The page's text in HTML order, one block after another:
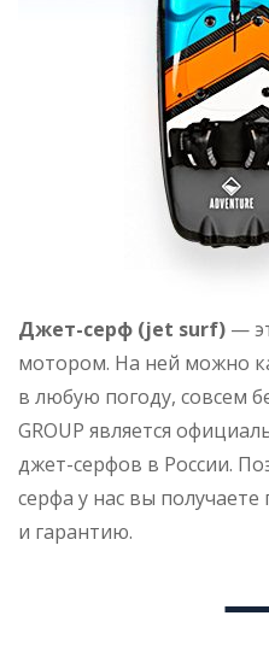
Джет-серф (jet surf) —
мотором. На ней можно
в любую погоду, совсем
GROUP является
джет-серфов в России.
серфа у нас вы
и гарантию.